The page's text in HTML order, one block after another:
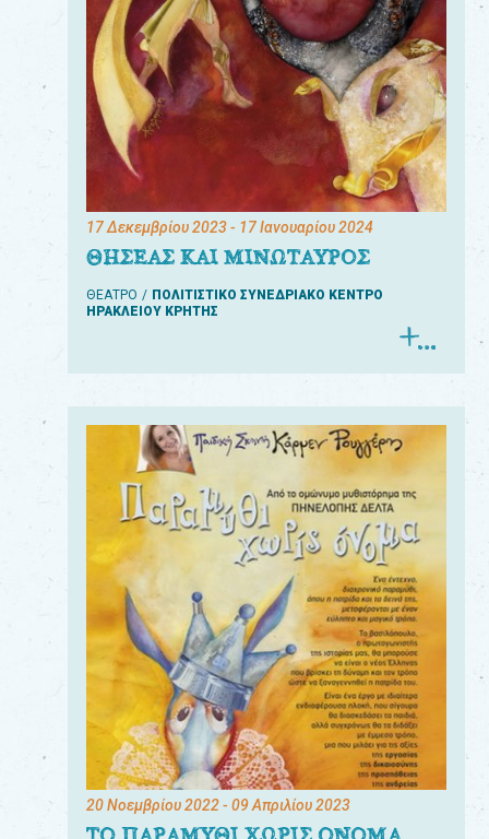
17 Δεκεμβρίου 2023- 17 Ιανουαρίου 2024
ΘΗΣΕΑΣ ΚΑΙ ΜΙΝΩΤΑΥΡΟΣ
ΘΕΑΤΡΟ
ΠΟΛΙΤΙΣΤΙΚΟ ΣΥΝΕΔΡΙΑΚΟ ΚΕΝΤΡΟ
ΗΡΑΚΛΕΙΟΥ ΚΡΗΤΗΣ
20 Νοεμβρίου 2022- 09 Απριλίου 2023